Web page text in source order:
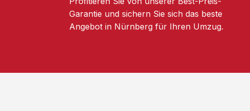
Garantie und sichern Sie sich das beste
Angebot in Nürnberg für Ihren Umzug.